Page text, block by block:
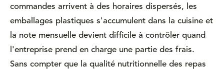
commandes arrivent à des horaires dispersés, les
emballages plastiques s'accumulent dans la cuisine et
la note mensuelle devient difficile à contrôler quand
l'entreprise prend en charge une partie des frais.
Sans compter que la qualité nutritionnelle des repas